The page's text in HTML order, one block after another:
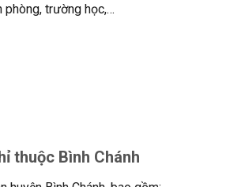
phòng, trường học,…
thuộc Bình Chánh